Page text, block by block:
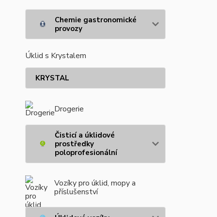
Chemie gastronomické
provozy
Úklid s Krystalem
KRYSTAL
Drogerie
Čisticí a úklidové
prostředky
poloprofesionální
Vozíky pro úklid, mopy a
příslušenství